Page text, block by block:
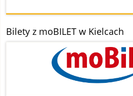
Bilety z moBILET w Kielcach